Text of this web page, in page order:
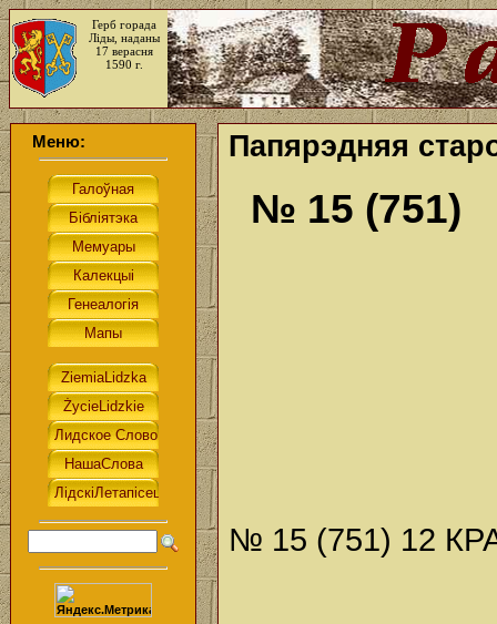
Герб горада
Ліды, наданы
17 верасня
1590 г.
Меню: Папярэдняя
№ 15 (751)
№ 15 (751) 12